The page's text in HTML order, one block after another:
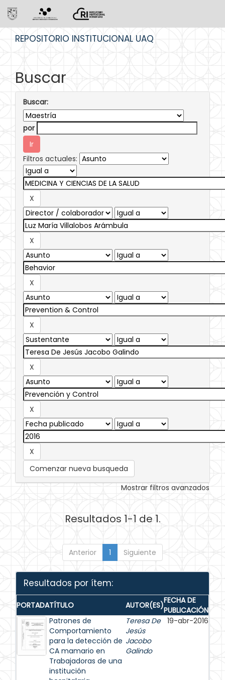
REPOSITORIO INSTITUCIONAL UAQ
Buscar
Buscar:
por
Filtros actuales:
Comenzar nueva busqueda
Mostrar filtros avanzados
Resultados 1-1 de 1.
Anterior 1 Siguiente
Resultados por ítem:
PORTADATÍTULO AUTOR(ES)FECHA DE
PUBLICACIÓN
Patrones de
Comportamiento
para la detección de
CA mamario en
Trabajadoras de una
institución
Teresa De
Jesús
Jacobo
Galindo
19-abr-2016